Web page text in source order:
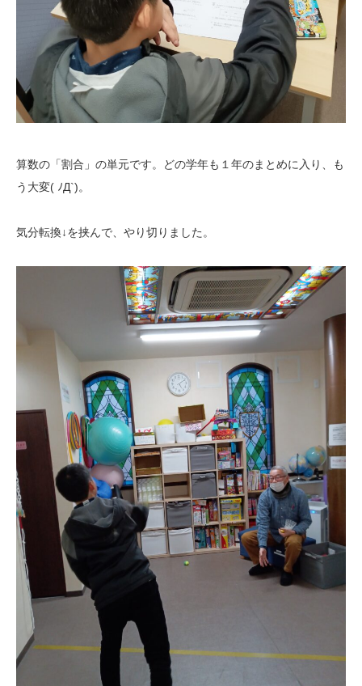
算数の「割合」の単元です。どの学年も１年のまとめに入り、も
う大変( ﾉД`)。
気分転換↓を挟んで、やり切りました。